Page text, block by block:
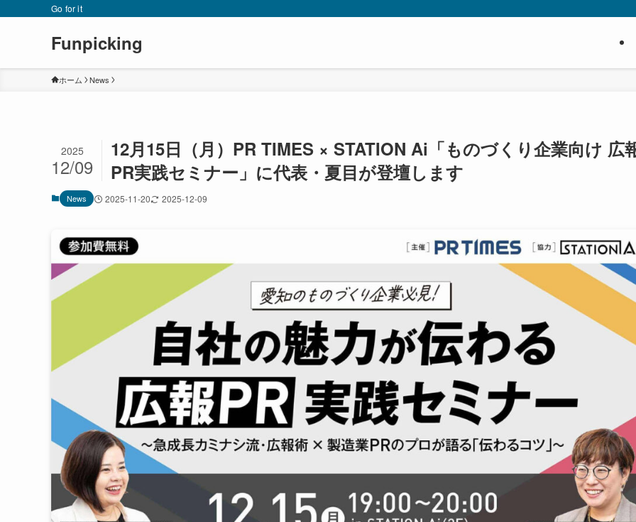
Go for it
Funpicking
ホーム News
12月15日（月）PR TIMES × STATION Ai「ものづくり企業向け 広
PR実践セミナー」に代表・夏目が登壇します
2025
12/09
News 2025-11-20 2025-12-09